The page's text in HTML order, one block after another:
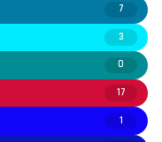
7
3
0
17
1